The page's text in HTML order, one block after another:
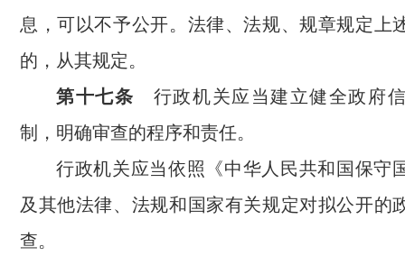
息，可以不予公开。法律、法规、规章规定上
的，从其规定。
第十七条 行政机关应当建立健全政府
制，明确审查的程序和责任。
行政机关应当依照《中华人民共和国保守
及其他法律、法规和国家有关规定对拟公开的
查。